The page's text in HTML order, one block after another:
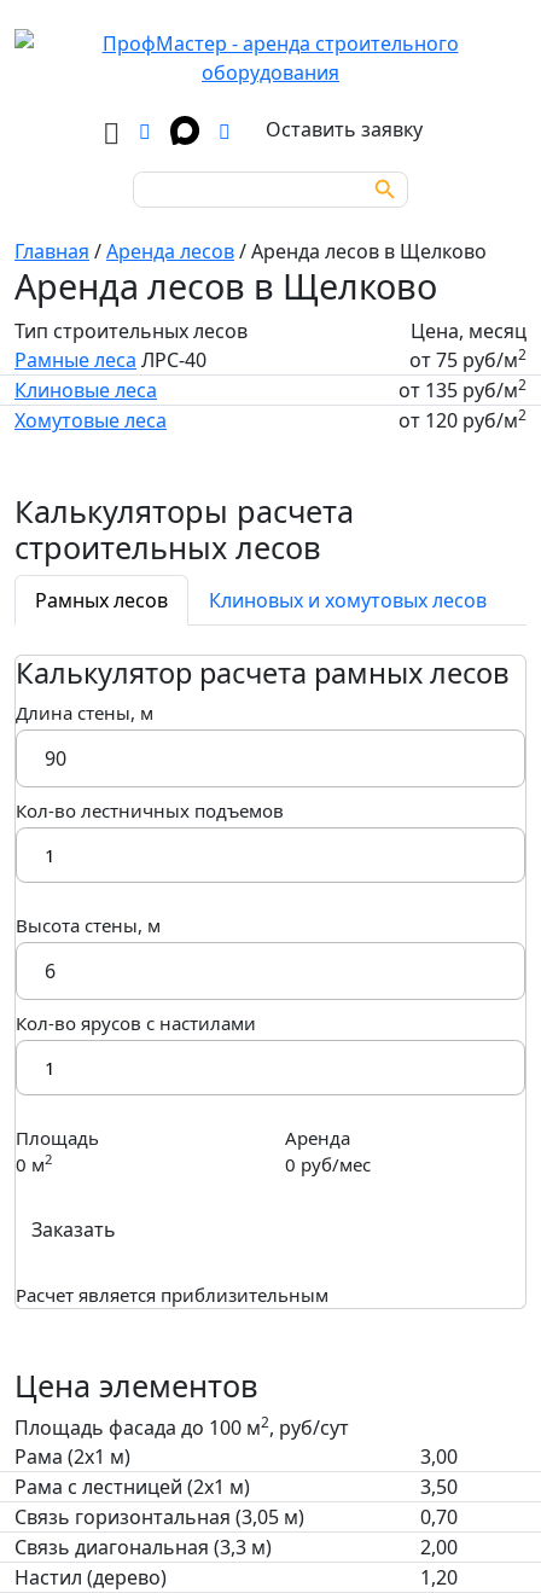
Search
for:
Search Button
Оставить заявку
Главная /Аренда лесов/Аренда лесов в Щелково
Аренда лесов в Щелково
Тип строительных лесов
Цена, месяц
Рамные леса ЛРС-40 от 75 руб/м2
Клиновые леса от 135 руб/м2
Хомутовые леса от 120 руб/м2
Калькуляторы расчета
строительных лесов
Рамных лесов Клиновых и хомутовых лесов
Калькулятор расчета рамных лесов
Длина стены, м
Кол-во лестничных подъемов
Высота стены, м
Кол-во ярусов с настилами
Площадь
0 м2
Аренда
0 руб/мес
Заказать
Расчет является приблизительным
Цена элементов
Площадь фасада до 100 м2, руб/сут
Рама (2х1 м)
3,00
Рама с лестницей (2х1 м)
3,50
Связь горизонтальная (3,05 м)
0,70
Связь диагональная (3,3 м)
2,00
Настил (дерево)
1,20